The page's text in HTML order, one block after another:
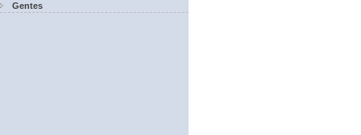
Gentes